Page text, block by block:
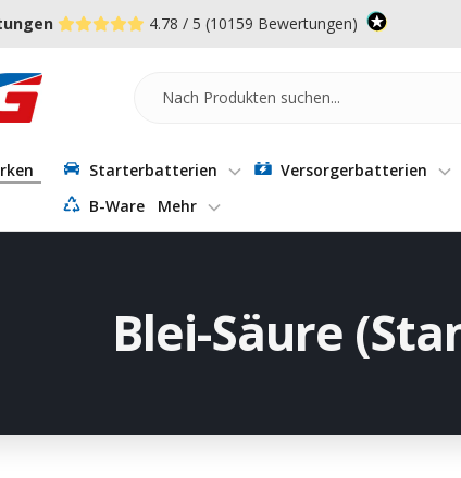
öffnen 4.78 / 5 (10159 Bewertungen)
Starterbatterien Versorgerbatterien
B-Ware
Mehr
Blei-Säure